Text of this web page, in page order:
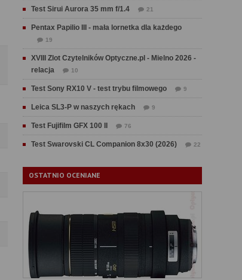
Test Sirui Aurora 35 mm f/1.4 21
Pentax Papilio III - mała lornetka dla każdego
19
XVIII Zlot Czytelników Optyczne.pl - Mielno 2026 -
relacja
10
Test Sony RX10 V - test trybu filmowego 9
Leica SL3-P w naszych rękach 9
Test Fujifilm GFX 100 II 76
Test Swarovski CL Companion 8x30 (2026) 22
OSTATNIO OCENIANE